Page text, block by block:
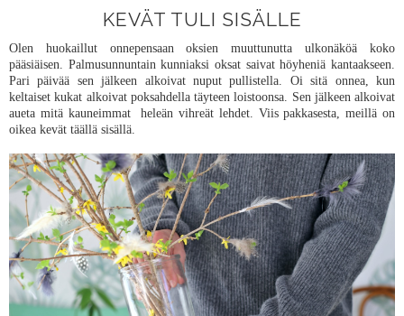
KEVÄT TULI SISÄLLE
Olen huokaillut onnepensaan oksien muuttunutta ulkonäköä koko
pääsiäisen. Palmusunnuntain kunniaksi oksat saivat höyheniä kantaakseen.
Pari päivää sen jälkeen alkoivat nuput pullistella. Oi sitä onnea, kun
keltaiset kukat alkoivat poksahdella täyteen loistoonsa. Sen jälkeen alkoivat
aueta mitä kauneimmat heleän vihreät lehdet. Viis pakkasesta, meillä on
oikea kevät täällä sisällä.